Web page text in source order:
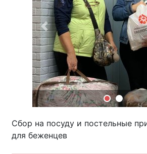
Previous
Сбор на посуду и постельные
для беженцев